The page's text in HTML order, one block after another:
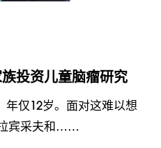
投资儿童脑瘤研究
年仅12岁。面对这难以想
拉宾采夫和……